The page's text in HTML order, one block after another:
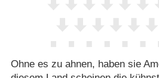
Ohne es zu ahnen, haben sie